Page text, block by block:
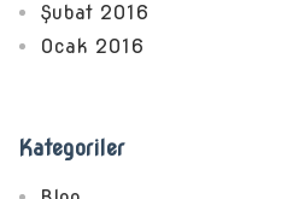
Şubat 2016
Ocak 2016
Kategoriler